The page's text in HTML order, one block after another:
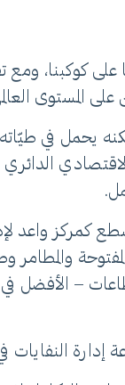
على كوكبنا،
يحمل في طيّاته
القطاعات –